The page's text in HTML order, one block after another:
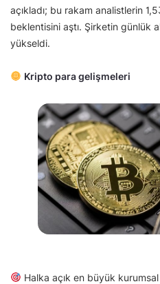
açıkladı; bu rakam analistlerin
beklentisini aştı. Şirketin günlük
yükseldi.
Kripto para gelişmeleri
Halka açık en büyük